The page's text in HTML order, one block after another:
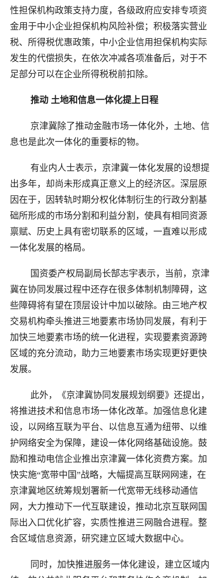
性担保机构政策支持力度，各级政府应安排专项资
金用于中小企业担保机构风险补偿；积极落实营业
税、所得税优惠政策，中小企业信用担保机构实际
发生的代偿损失，在依次冲减各项准备后，对于不
足部分可以在企业所得税税前扣除。
推动 土地和信息一体化提上日程
京津冀除了推动金融市场一体化外，土地、信
息也是此次一体化的重要标的物。
有业内人士表示，京津冀一体化发展的设想提
出多年，却尚未形成真正意义上的经济区。深层原
因在于，因转轨时期分权化体制衍生的行政分割基
础所形成的市场分割和利益分割，使具有相同资源
禀赋、历史上具有密切联系的区域，一直难以形成
一体化发展的格局。
国资委产权局副局长郜志宇表示，当前，京津
冀在协同发展过程中还存在很多体制机制障碍，这
些障碍将有望在顶层设计中加以破除。由三地产权
交易机构牵头推进三地要素市场协同发展，有利于
加快三地要素市场的统一化进程，实现要素资源跨
区域的充分流动，助力三地要素市场实现更好更快
发展。
此外，《京津冀协同发展规划纲要》还提出，
将推进技术和信息市场一体化改革。加强信息化建
设，以网络互联为平台、以信息互通为纽带、以维
护网络安全为保障，建设一体化网络基础设施。鼓
励和推动电信企业推出京津冀一体化资费方案。加
快实施“宽带中国”战略，大幅提高互联网网速，在
京津冀地区统筹规划署新一代宽带无线移动通信
网，大力推动下一代互联建设，推动北京互联网国
际出入口优化扩容，实质性推进三网融合进程。整
合区域信息资源，研究建立区域大数据中心。
同时，加快推进服务一体化建设，建立区域内